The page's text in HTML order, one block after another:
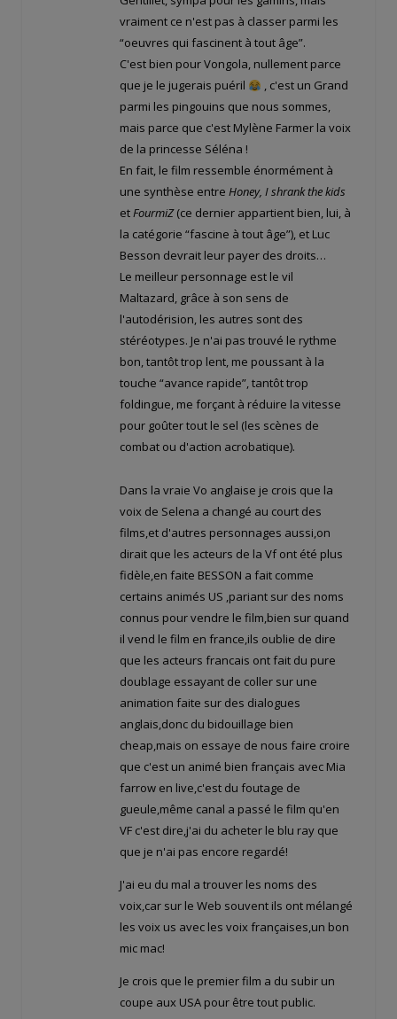
vraiment ce n'est pas à classer parmi les
“oeuvres qui fascinent à tout âge”.
C'est bien pour Vongola, nullement parce
que je le jugerais puéril
, c'est un Grand
parmi les pingouins que nous sommes,
mais parce que c'est Mylène Farmer la voix
de la princesse Séléna !
En fait, le film ressemble énormément à
une synthèse entre Honey, I shrank the kids
etFourmiZ(ce dernier appartient bien, lui, à
la catégorie “fascine à tout âge”), et Luc
Besson devrait leur payer des droits…
Le meilleur personnage est le vil
Maltazard, grâce à son sens de
l'autodérision, les autres sont des
stéréotypes. Je n'ai pas trouvé le rythme
bon, tantôt trop lent, me poussant à la
touche “avance rapide”, tantôt trop
foldingue, me forçant à réduire la vitesse
pour goûter tout le sel (les scènes de
combat ou d'action acrobatique).
Dans la vraie Vo anglaise je crois que la
voix de Selena a changé au court des
films,et d'autres personnages aussi,on
dirait que les acteurs de la Vf ont été plus
fidèle,en faite BESSON a fait comme
certains animés US ,pariant sur des noms
connus pour vendre le film,bien sur quand
il vend le film en france,ils oublie de dire
que les acteurs francais ont fait du pure
doublage essayant de coller sur une
animation faite sur des dialogues
anglais,donc du bidouillage bien
cheap,mais on essaye de nous faire croire
que c'est un animé bien français avec Mia
farrow en live,c'est du foutage de
gueule,même canal a passé le film qu'en
VF c'est dire,j'ai du acheter le blu ray que
que je n'ai pas encore regardé!
J'ai eu du mal a trouver les noms des
voix,car sur le Web souvent ils ont mélangé
les voix us avec les voix françaises,un bon
mic mac!
Je crois que le premier film a du subir un
coupe aux USA pour être tout public.